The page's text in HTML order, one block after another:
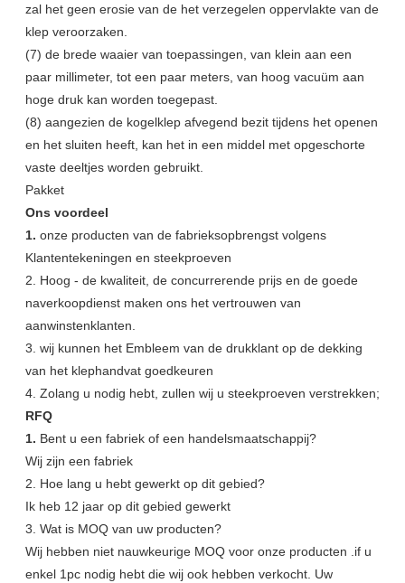
zal het geen erosie van de het verzegelen oppervlakte van de
klep veroorzaken.
(7) de brede waaier van toepassingen, van klein aan een
paar millimeter, tot een paar meters, van hoog vacuüm aan
hoge druk kan worden toegepast.
(8) aangezien de kogelklep afvegend bezit tijdens het openen
en het sluiten heeft, kan het in een middel met opgeschorte
vaste deeltjes worden gebruikt.
Pakket
Ons voordeel
1. onze producten van de fabrieksopbrengst volgens
Klantentekeningen en steekproeven
2. Hoog - de kwaliteit, de concurrerende prijs en de goede
naverkoopdienst maken ons het vertrouwen van
aanwinstenklanten.
3. wij kunnen het Embleem van de drukklant op de dekking
van het klephandvat goedkeuren
4. Zolang u nodig hebt, zullen wij u steekproeven verstrekken;
RFQ
1. Bent u een fabriek of een handelsmaatschappij?
Wij zijn een fabriek
2. Hoe lang u hebt gewerkt op dit gebied?
Ik heb 12 jaar op dit gebied gewerkt
3. Wat is MOQ van uw producten?
Wij hebben niet nauwkeurige MOQ voor onze producten .if u
enkel 1pc nodig hebt die wij ook hebben verkocht. Uw